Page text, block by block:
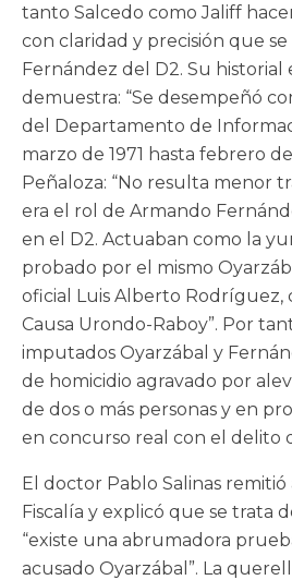
tanto Salcedo como Jaliff
con claridad y precisión que se
Fernández del D2. Su historial
demuestra: “Se desempeñó
del Departamento de
marzo de 1971 hasta febrero
Peñaloza: “No resulta menor
era el rol de Armando
en el D2. Actuaban como la
probado por el mismo
oficial Luis Alberto Rodríguez,
Causa Urondo-Raboy”. Por
imputados Oyarzábal y
de homicidio agravado por
de dos o más personas y en
en concurso real con el delito
El doctor Pablo Salinas
Fiscalía y explicó que se trata
“existe una abrumadora
acusado Oyarzábal”. La